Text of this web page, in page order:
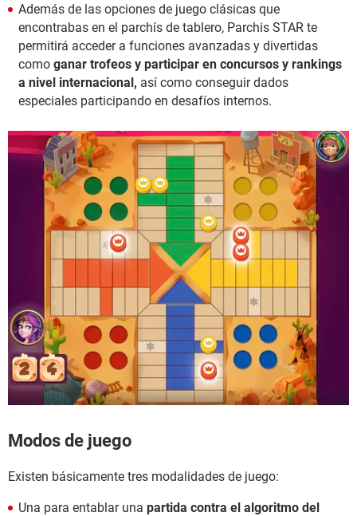
Además de las opciones de juego clásicas que
encontrabas en el parchís de tablero, Parchis STAR te
permitirá acceder a funciones avanzadas y divertidas
como ganar trofeos y participar en concursos y rankings
a nivel internacional, así como conseguir dados
especiales participando en desafíos internos.
Modos de juego
Existen básicamente tres modalidades de juego:
Una para entablar una partida contra el algoritmo del